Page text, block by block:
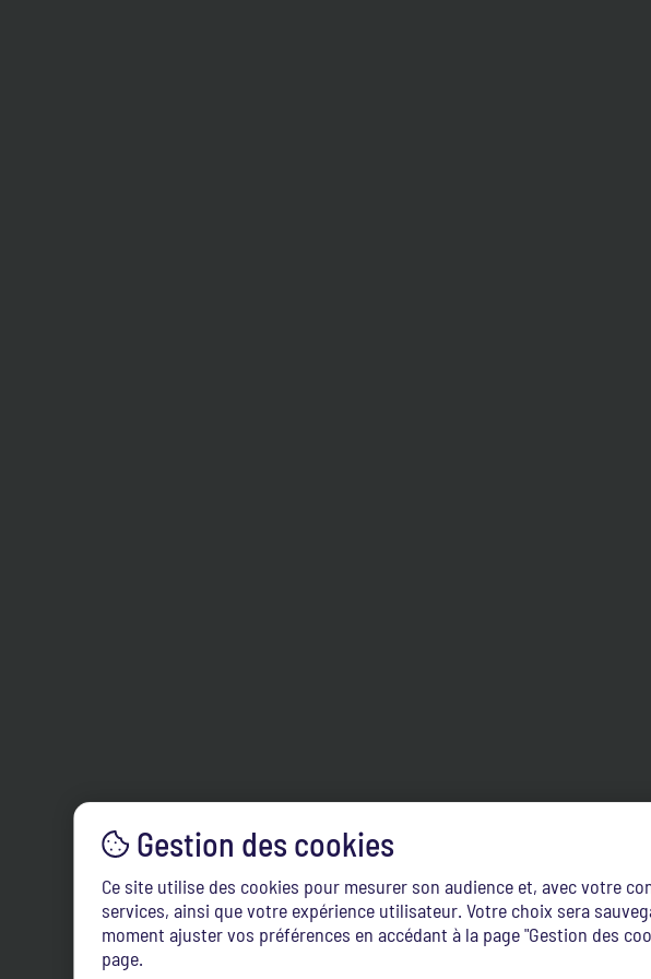
Ce site utilise des cookies pour mesurer son audience et, avec votre
services, ainsi que votre expérience utilisateur. Votre choix sera
moment ajuster vos préférences en accédant à la page "Gestion des
page.